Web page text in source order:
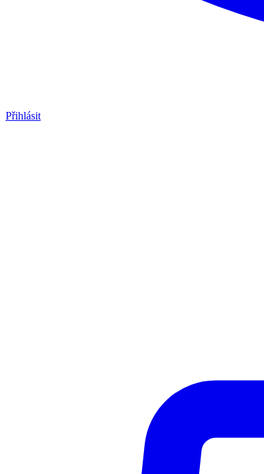
Přihlásit